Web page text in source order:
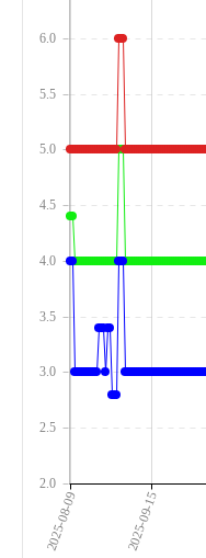
2025-08-09 2025-09-15
2.0
2.5
3.0
3.5
4.0
4.5
5.0
5.5
6.0